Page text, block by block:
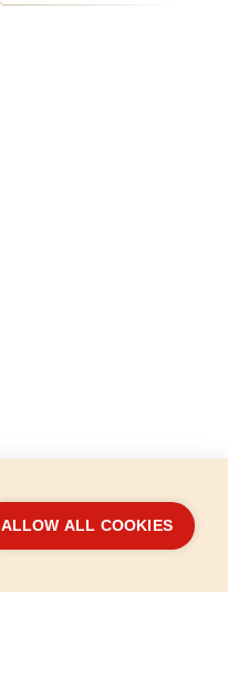
ALLOW ALL COOKIES